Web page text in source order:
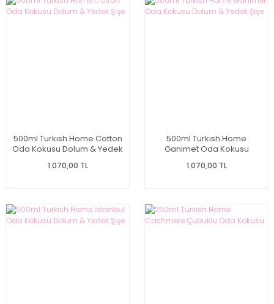
500ml Turkısh Home Cotton
Oda Kokusu Dolum & Yedek
1.070,00 TL
500ml Turkısh Home
Ganimet Oda Kokusu
1.070,00 TL